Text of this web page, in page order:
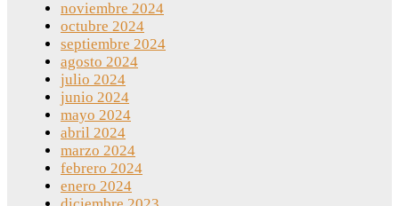
noviembre 2024
octubre 2024
septiembre 2024
agosto 2024
julio 2024
junio 2024
mayo 2024
abril 2024
marzo 2024
febrero 2024
enero 2024